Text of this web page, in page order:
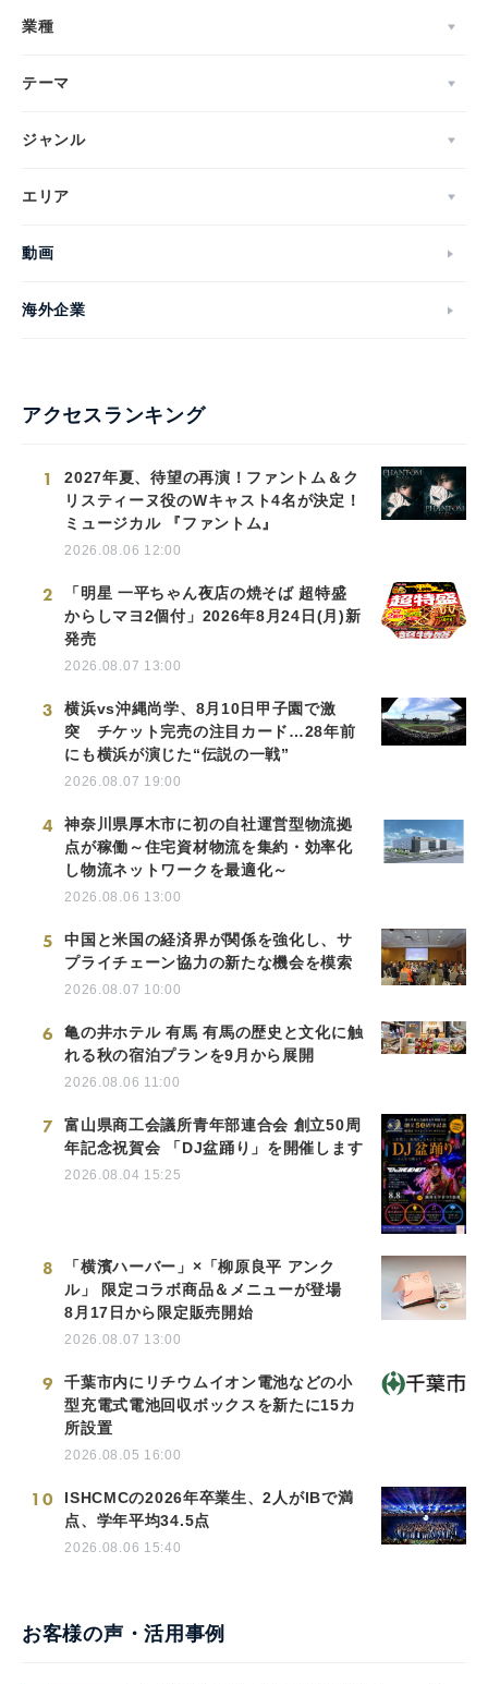
業種
テーマ
ジャンル
エリア
動画
海外企業
アクセスランキング
1
2027年夏、待望の再演！ファントム＆ク
リスティーヌ役のWキャスト4名が決定！
ミュージカル 『ファントム』
2026.08.06 12:00
2
「明星 一平ちゃん夜店の焼そば 超特盛
からしマヨ2個付」2026年8月24日(月)新
発売
2026.08.07 13:00
3
横浜vs沖縄尚学、8月10日甲子園で激
突 チケット完売の注目カード…28年前
にも横浜が演じた“伝説の一戦”
2026.08.07 19:00
4
神奈川県厚木市に初の自社運営型物流拠
点が稼働～住宅資材物流を集約・効率化
し物流ネットワークを最適化～
2026.08.06 13:00
5
中国と米国の経済界が関係を強化し、サ
プライチェーン協力の新たな機会を模索
2026.08.07 10:00
6
亀の井ホテル 有馬 有馬の歴史と文化に触
れる秋の宿泊プランを9月から展開
2026.08.06 11:00
7
富山県商工会議所青年部連合会 創立50周
年記念祝賀会 「DJ盆踊り」を開催します
2026.08.04 15:25
8
「横濱ハーバー」×「柳原良平 アンク
ル」 限定コラボ商品＆メニューが登場
8月17日から限定販売開始
2026.08.07 13:00
9
千葉市内にリチウムイオン電池などの小
型充電式電池回収ボックスを新たに15カ
所設置
2026.08.05 16:00
10
ISHCMCの2026年卒業生、2人がIBで満
点、学年平均34.5点
2026.08.06 15:40
お客様の声・活用事例